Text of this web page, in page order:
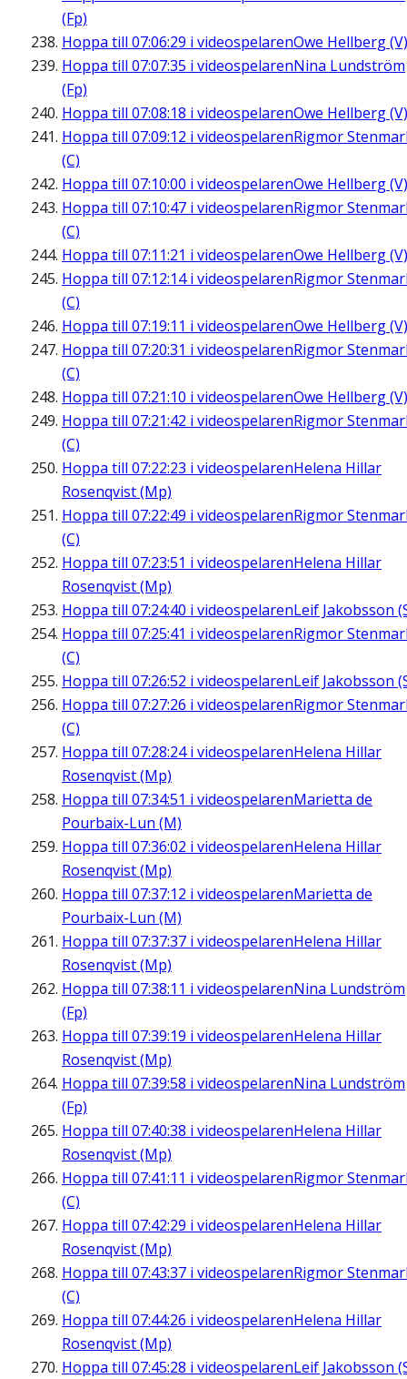
(Fp)
Hoppa till 07:06:29 i videospelarenOwe Hellberg (V)
Hoppa till 07:07:35 i videospelarenNina Lundström
(Fp)
Hoppa till 07:08:18 i videospelarenOwe Hellberg (V)
Hoppa till 07:09:12 i videospelarenRigmor
(C)
Hoppa till 07:10:00 i videospelarenOwe Hellberg (V)
Hoppa till 07:10:47 i videospelarenRigmor
(C)
Hoppa till 07:11:21 i videospelarenOwe Hellberg (V)
Hoppa till 07:12:14i videospelarenRigmor
(C)
Hoppa till 07:19:11 i videospelarenOwe Hellberg (V)
Hoppa till 07:20:31 i videospelarenRigmor
(C)
Hoppa till 07:21:10 i videospelarenOwe Hellberg (V)
Hoppa till 07:21:42 i videospelarenRigmor
(C)
Hoppa till 07:22:23 i videospelarenHelena Hillar
Rosenqvist (Mp)
Hoppa till 07:22:49 i videospelarenRigmor
(C)
Hoppa till 07:23:51 i videospelarenHelena Hillar
Rosenqvist (Mp)
Hoppa till 07:24:40 i videospelarenLeif Jakobsson
Hoppa till 07:25:41 i videospelarenRigmor
(C)
Hoppa till 07:26:52 i videospelarenLeif Jakobsson
Hoppa till 07:27:26 i videospelarenRigmor
(C)
Hoppa till 07:28:24i videospelarenHelena Hillar
Rosenqvist (Mp)
Hoppa till 07:34:51 i videospelarenMarietta de
Pourbaix-Lun (M)
Hoppa till 07:36:02 i videospelarenHelena Hillar
Rosenqvist (Mp)
Hoppa till 07:37:12 i videospelarenMarietta de
Pourbaix-Lun (M)
Hoppa till 07:37:37 i videospelarenHelena Hillar
Rosenqvist (Mp)
Hoppa till 07:38:11 i videospelarenNina Lundström
(Fp)
Hoppa till 07:39:19 i videospelarenHelena Hillar
Rosenqvist (Mp)
Hoppa till 07:39:58 i videospelarenNina Lundström
(Fp)
Hoppa till 07:40:38 i videospelarenHelena Hillar
Rosenqvist (Mp)
Hoppa till 07:41:11 i videospelarenRigmor
(C)
Hoppa till 07:42:29 i videospelarenHelena Hillar
Rosenqvist (Mp)
Hoppa till 07:43:37 i videospelarenRigmor
(C)
Hoppa till 07:44:26 i videospelarenHelena Hillar
Rosenqvist (Mp)
Hoppa till 07:45:28 i videospelarenLeif Jakobsson